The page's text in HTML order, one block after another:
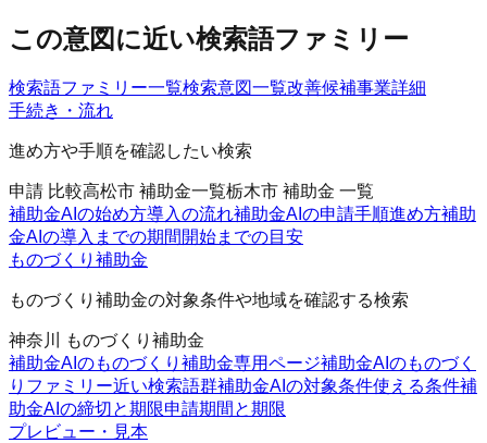
この意図に近い検索語ファミリー
検索語ファミリー一覧検索意図一覧改善候補事業詳細
手続き・流れ
進め方や手順を確認したい検索
申請 比較高松市 補助金一覧栃木市 補助金 一覧
補助金AIの始め方導入の流れ補助金AIの申請手順進め方補助
金AIの導入までの期間 開始までの目安
ものづくり補助金
ものづくり補助金の対象条件や地域を確認する検索
神奈川 ものづくり補助金
補助金AIのものづくり補助金専用ページ補助金AIのものづく
りファミリー近い検索語群補助金AIの対象条件使える条件補
助金AIの締切と期限申請期間と期限
プレビュー・見本